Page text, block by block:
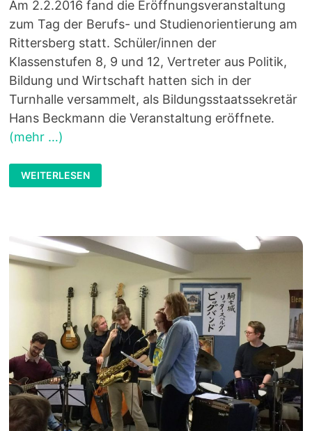
Am 2.2.2016 fand die Eröffnungsveranstaltung
zum Tag der Berufs- und Studienorientierung am
Rittersberg statt. Schüler/innen der
Klassenstufen 8, 9 und 12, Vertreter aus Politik,
Bildung und Wirtschaft hatten sich in der
Turnhalle versammelt, als Bildungsstaatssekretär
Hans Beckmann die Veranstaltung eröffnete.
(mehr …)
TAG
DER
STUDIEN-
WEITERLESEN